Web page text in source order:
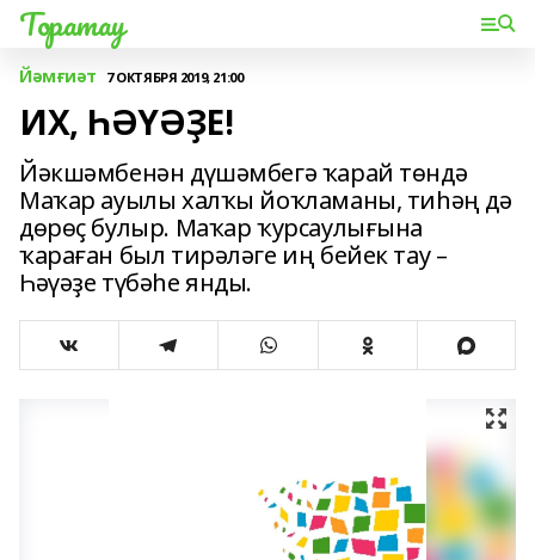
Торатау
Йәмғиәт 7 ОКТЯБРЯ 2019, 21:00
ИХ, ҺӘҮӘҘЕ!
Йәкшәмбенән дүшәмбегә ҡарай төндә
Маҡар ауылы халҡы йоҡламаны, тиһәң дә
дөрөҫ булыр. Маҡар ҡурсаулығына
ҡараған был тирәләге иң бейек тау –
Һәүәҙе түбәһе янды.